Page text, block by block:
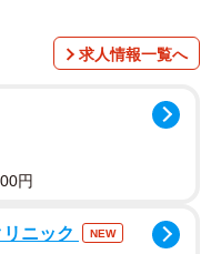
求人情報一覧へ
円
ニック NEW